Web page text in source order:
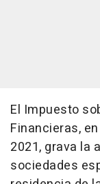
El Impuesto
Financieras,
2021, grava la
sociedades